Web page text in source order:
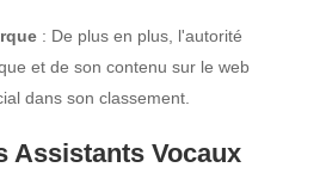
: De plus en plus, l'autorité
et de son contenu sur le web
dans son classement.
Assistants Vocaux